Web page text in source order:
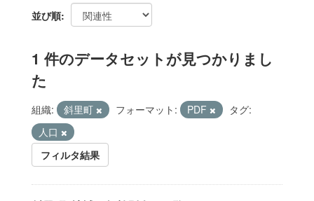
並び順
1 件のデータセットが見つかりまし
た
組織: 斜里町 フォーマット: PDF
タグ:
人口
フィルタ結果